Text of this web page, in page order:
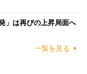
」は再びの上昇局面へ
一覧を見る